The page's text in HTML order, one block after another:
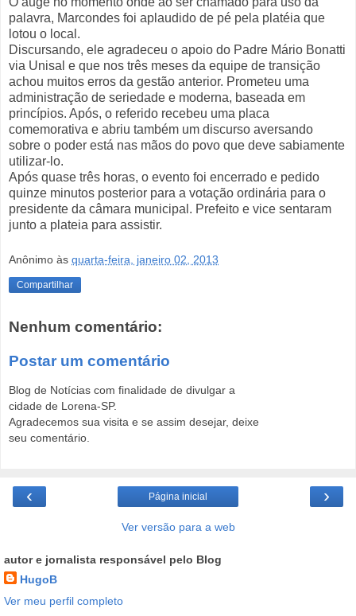
palavra, Marcondes foi aplaudido de pé pela platéia que
lotou o local.
Discursando, ele agradeceu o apoio do Padre Mário Bonatti
via Unisal e que nos três meses da equipe de transição
achou muitos erros da gestão anterior. Prometeu uma
administração de seriedade e moderna, baseada em
princípios. Após, o referido recebeu uma placa
comemorativa e abriu também um discurso aversando
sobre o poder está nas mãos do povo que deve sabiamente
utilizar-lo.
Após quase três horas, o evento foi encerrado e pedido
quinze minutos posterior para a votação ordinária para o
presidente da câmara municipal. Prefeito e vice sentaram
junto a plateia para assistir.
Anônimo às quarta-feira, janeiro 02, 2013
Compartilhar
Nenhum comentário:
Postar um comentário
Blog de Notícias com finalidade de divulgar a
cidade de Lorena-SP.
Agradecemos sua visita e se assim desejar, deixe
seu comentário.
‹ ›
Página inicial
Ver versão para a web
autor e jornalista responsável pelo Blog
HugoB
Ver meu perfil completo